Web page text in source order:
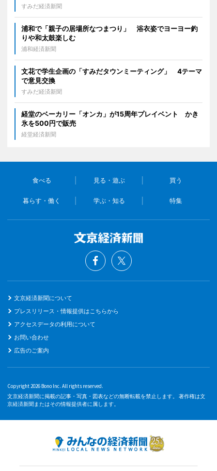
すみだ経済新聞
浦和で「親子の居場所なつまつり」 浴衣姿でヨーヨー釣
りや和太鼓楽しむ
浦和経済新聞
文花で学生企画の「すみだタウンミーティング」 4テーマ
で意見交換
すみだ経済新聞
経堂のベーカリー「オンカ」が15周年プレイベント かき
氷を500円で販売
経堂経済新聞
食べる 見る・遊ぶ 買う
暮らす・働く 学ぶ・知る 特集
文京経済新聞について
プレスリリース・情報提供はこちらから
アクセスデータの利用について
お問い合わせ
広告のご案内
Copyright 2026 Bono Inc. All rights reserved.
文京経済新聞に掲載の記事・写真・図表などの無断転載を禁止します。 著作権は文
京経済新聞またはその情報提供者に属します。